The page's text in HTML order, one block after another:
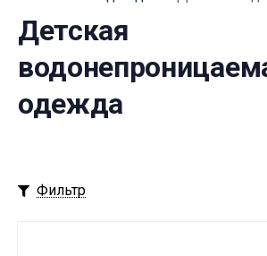
Детская
одежда
Фильтр